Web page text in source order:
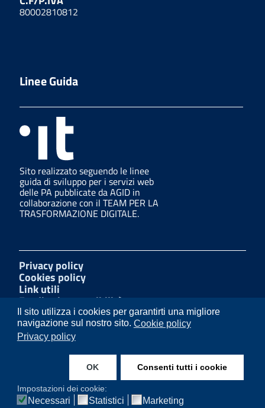
Il sito utilizza i cookies per garantirti una migliore
navigazione sul nostro sito. Cookie policy
Privacy policy
OK Consenti tutti i cookie
Impostazioni dei cookie:
Necessari Statistici Marketing
80002810812
Linee Guida
Sito realizzato seguendo le linee
guida di sviluppo per i servizi web
delle PA pubblicate da AGID in
collaborazione con il TEAM PER LA
TRASFORMAZIONE DIGITALE.
Privacy policy
Cookies policy
Link utili
Feedback accessibilità
Amministrazione trasparente
Mappa del sito
Segnalazioni di illecito
Facebook